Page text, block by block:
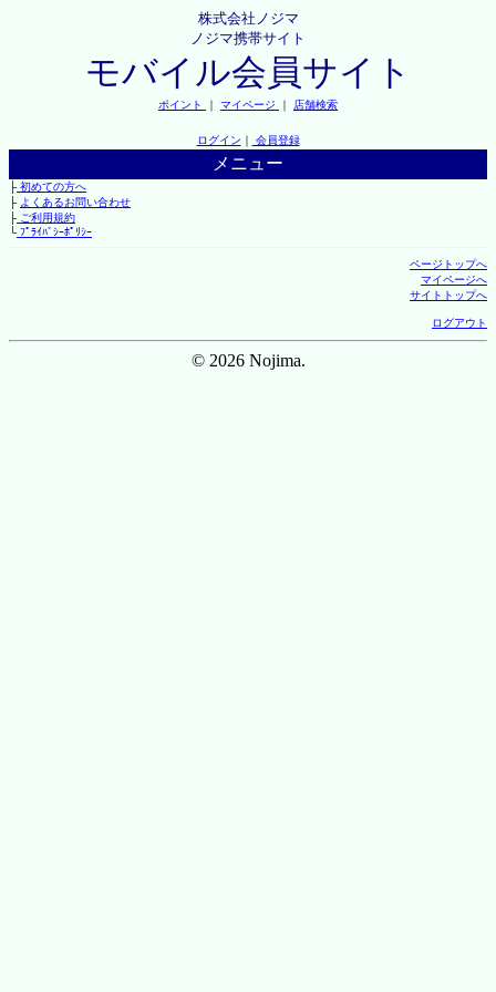
株式会社ノジマ
ノジマ携帯サイト
モバイル会員サイト
ポイント ｜ マイページ ｜ 店舗検索
ログイン ｜ 会員登録
メニュー
├初めての方へ
├ よくあるお問い合わせ
├ご利用規約
└ﾌﾟﾗｲﾊﾞｼｰﾎﾟﾘｼｰ
ページトップへ
マイページへ
サイトトップへ
ログアウト
© 2026 Nojima.